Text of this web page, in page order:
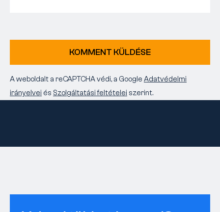
KOMMENT KÜLDÉSE
A weboldalt a reCAPTCHA védi, a Google Adatvédelmi
irányelvei és Szolgáltatási feltételei szerint.